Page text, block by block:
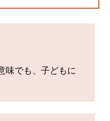
味でも、子どもに